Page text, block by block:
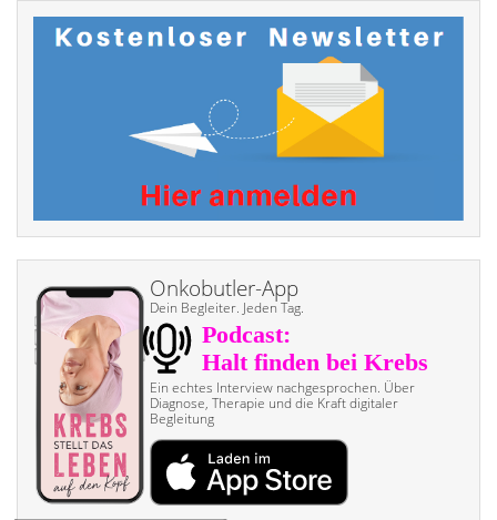
Onkobutler-App
Dein Begleiter. Jeden Tag.
Ein echtes Interview nach­gesprochen. Über
Diagnose, Therapie und die Kraft digitaler
Begleitung